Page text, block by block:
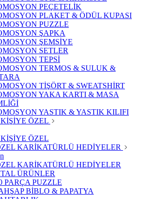
PEÇETELİK
PLAKET & ÖDÜL KUPASI
PUZZLE
ŞAPKA
ŞEMSİYE
SETLER
TEPSİ
TERMOS & SULUK &
TİŞÖRT & SWEATSHİRT
YAKA KARTI & MASA
YASTIK & YASTIK KILIFI
ÖZEL
ÖZEL
KARİKATÜRLÜ HEDİYELER
KARİKATÜRLÜ HEDİYELER
ÜRÜNLER
PARÇA PUZZLE
BİBLO & PAPATYA